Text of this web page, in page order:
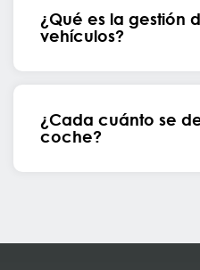
¿Qué es la gestión
vehículos?
¿Cada cuánto se
coche?